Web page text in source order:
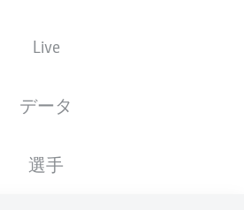
Live
データ
選手
02.12.2004